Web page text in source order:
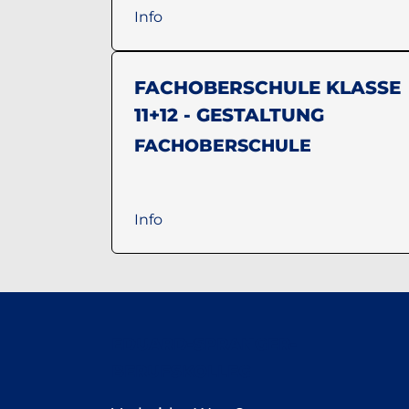
Info
FACHOBERSCHULE KLASSE
11+12 - GESTALTUNG
FACHOBERSCHULE
Info